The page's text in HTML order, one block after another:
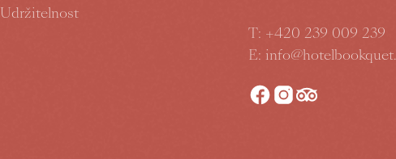
Udržitelnost
T: +420 239 009 239
E: